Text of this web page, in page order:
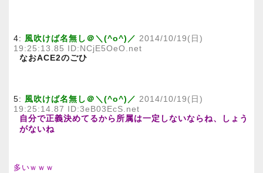
4: 風吹けば名無し＠＼(^o^)／ 2014/10/19(日)
19:25:13.85 ID:NCjE5OeO.net
なおACE2のごひ
5: 風吹けば名無し＠＼(^o^)／ 2014/10/19(日)
19:25:14.87 ID:3eB03EcS.net
自分で正義決めてるから所属は一定しないならね、しょう
がないね
多いｗｗｗ